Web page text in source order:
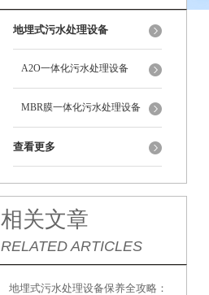
地埋式污水处理设备
A2O一体化污水处理设备
MBR膜一体化污水处理设备
查看更多
相关文章
RELATED ARTICLES
地埋式污水处理设备保养全攻略：